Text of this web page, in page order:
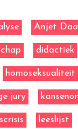
Anjet
didactiek
homoseksualiteit
jury
leeslijst